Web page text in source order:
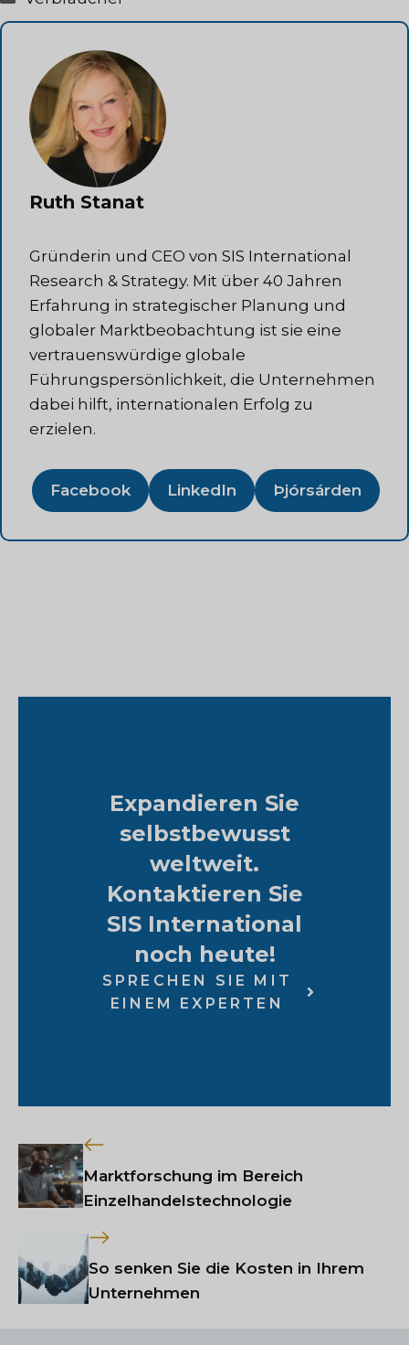
Ruth Stanat
Gründerin und CEO von SIS International
Research & Strategy. Mit über 40 Jahren
Erfahrung in strategischer Planung und
globaler Marktbeobachtung ist sie eine
vertrauenswürdige globale
Führungspersönlichkeit, die Unternehmen
dabei hilft, internationalen Erfolg zu
erzielen.
Facebook LinkedIn Þjórsárden
Expandieren Sie
selbstbewusst
weltweit.
Kontaktieren Sie
SIS International
noch heute!
SPRECHEN SIE MIT
EINEM EXPERTEN
Marktforschung im Bereich
Einzelhandelstechnologie
So senken Sie die Kosten in Ihrem
Unternehmen